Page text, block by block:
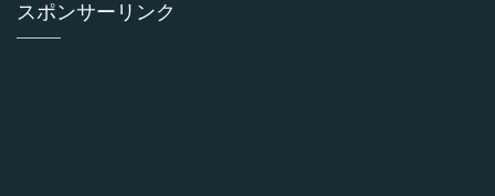
スポンサーリンク